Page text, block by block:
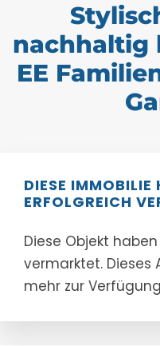
nachhaltig
EE
DIESE IMMOBILIE
ERFOLGREICH
Diese Objekt
vermarktet.
mehr zur